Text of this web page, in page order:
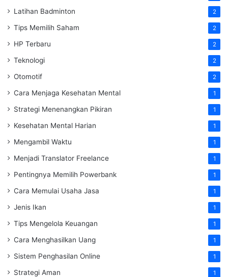
Latihan Badminton 2
Tips Memilih Saham 2
HP Terbaru 2
Teknologi 2
Otomotif 2
Cara Menjaga Kesehatan Mental 1
Strategi Menenangkan Pikiran 1
Kesehatan Mental Harian 1
Mengambil Waktu 1
Menjadi Translator Freelance 1
Pentingnya Memilih Powerbank 1
Cara Memulai Usaha Jasa 1
Jenis Ikan 1
Tips Mengelola Keuangan 1
Cara Menghasilkan Uang 1
Sistem Penghasilan Online 1
Strategi Aman 1